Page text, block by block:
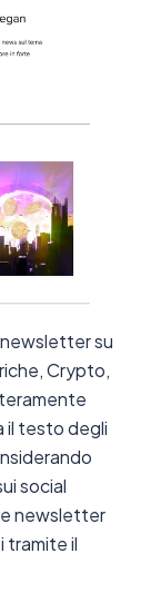
su
Crypto,
il testo degli
social
newsletter
tramite il